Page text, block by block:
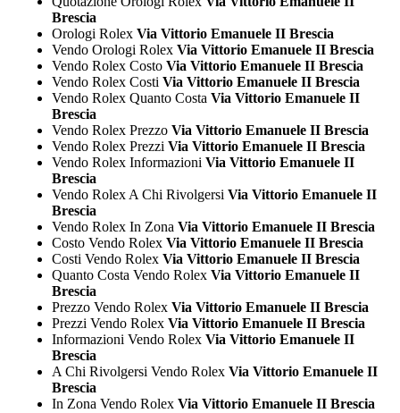
Brescia
Orologi Rolex Via Vittorio Emanuele II Brescia
Vendo Orologi Rolex Via Vittorio Emanuele II Brescia
Vendo Rolex Costo Via Vittorio Emanuele II Brescia
Vendo Rolex Costi Via Vittorio Emanuele II Brescia
Vendo Rolex Quanto Costa Via Vittorio Emanuele II
Brescia
Vendo Rolex Prezzo Via Vittorio Emanuele II Brescia
Vendo Rolex Prezzi Via Vittorio Emanuele II Brescia
Vendo Rolex Informazioni Via Vittorio Emanuele II
Brescia
Vendo Rolex A Chi Rivolgersi Via Vittorio Emanuele II
Brescia
Vendo Rolex In Zona Via Vittorio Emanuele II Brescia
Costo Vendo Rolex Via Vittorio Emanuele II Brescia
Costi Vendo Rolex Via Vittorio Emanuele II Brescia
Quanto Costa Vendo Rolex Via Vittorio Emanuele II
Brescia
Prezzo Vendo Rolex Via Vittorio Emanuele II Brescia
Prezzi Vendo Rolex Via Vittorio Emanuele II Brescia
Informazioni Vendo Rolex Via Vittorio Emanuele II
Brescia
A Chi Rivolgersi Vendo Rolex Via Vittorio Emanuele II
Brescia
In Zona Vendo Rolex Via Vittorio Emanuele II Brescia